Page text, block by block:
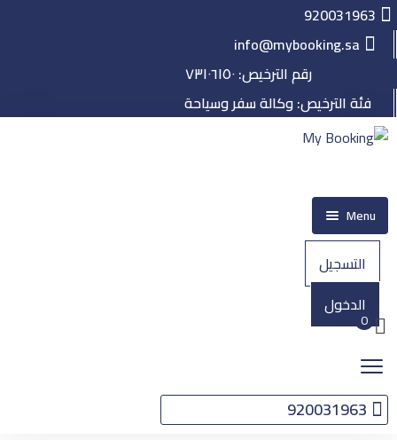
920031963
info@mybooking.sa
رقم الترخيص: ٧٣١٠٦١٥٠
فئة الترخيص: وكالة سفر وسياحة
Menu
الرئيسية
حجز
الطيران
الرحلات
التأشيرات
التسجيل
الدخول
0
920031963